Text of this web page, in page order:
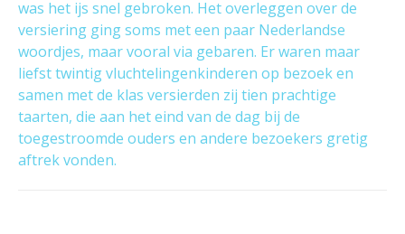
was het ijs snel gebroken. Het overleggen over de
versiering ging soms met een paar Nederlandse
woordjes, maar vooral via gebaren. Er waren maar
liefst twintig vluchtelingenkinderen op bezoek en
samen met de klas versierden zij tien prachtige
taarten, die aan het eind van de dag bij de
toegestroomde ouders en andere bezoekers gretig
aftrek vonden.